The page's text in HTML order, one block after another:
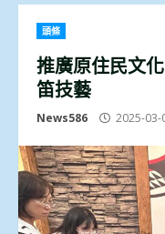
頭條
推廣原住民文
笛技藝
News586 2025-03-